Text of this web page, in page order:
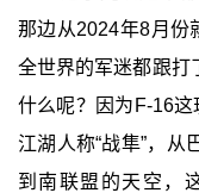
那边从2024年8月份
全世界的军迷都跟打
什么呢？因为F-16这
江湖人称“战隼”，
到南联盟的天空，